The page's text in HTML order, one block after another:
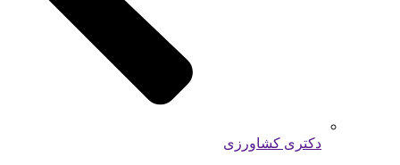
دکتری کشاورزی